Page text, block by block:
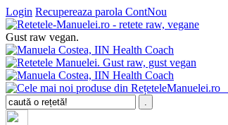
Login Recupereaza parola ContNou
Gust raw vegan.